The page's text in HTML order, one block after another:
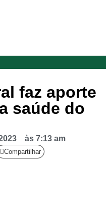
faz aporte
saúde do
às 7:13 am
Compartilhar